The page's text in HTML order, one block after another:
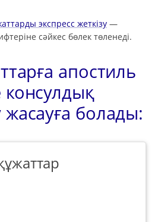
экспресс жеткізу —
сәйкес бөлек төленеді.
апостиль
болады: